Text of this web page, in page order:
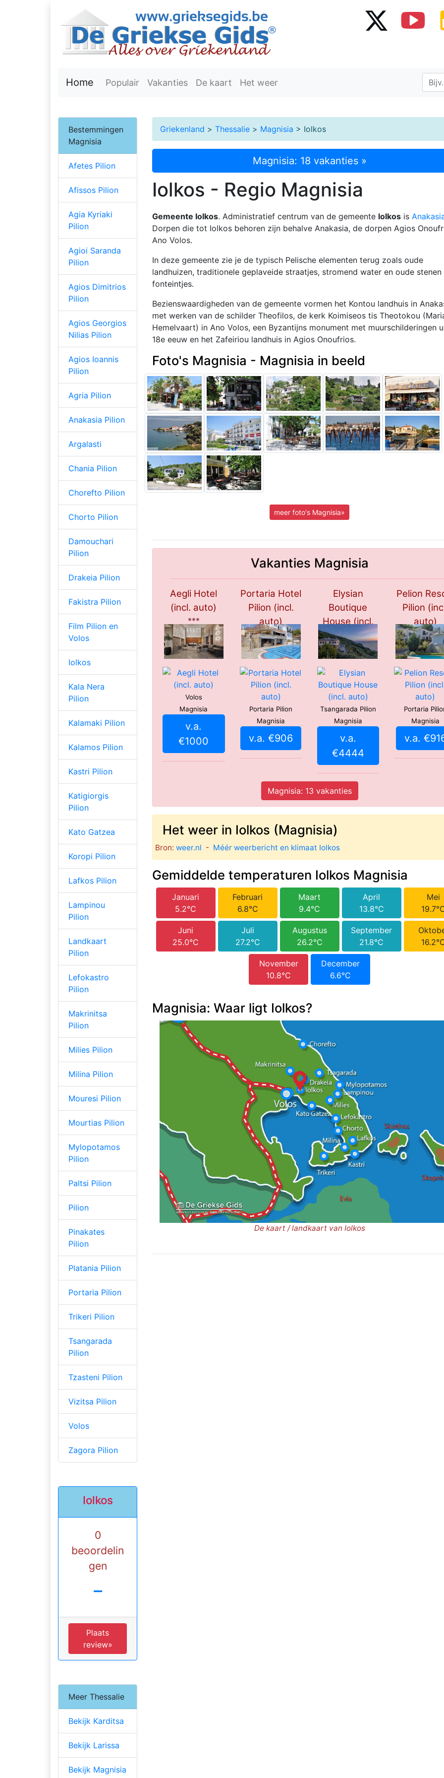
Home Populair Vakanties De kaart Het weer
Griekenland > Thessalie > Magnisia > Iolkos
Magnisia: 18 vakanties »
Iolkos - Regio Magnisia
Gemeente Iolkos. Administratief centrum van de gemeente lolkos is
Dorpen die tot Iolkos behoren zijn behalve Anakasia, de dorpen Agios
Ano Volos.
In deze gemeente zie je de typisch Pelische elementen terug zoals oude
landhuizen, traditionele geplaveide straatjes, stromend water en oude stenen
fonteintjes.
Bezienswaardigheden van de gemeente vormen het Kontou landhuis in
met werken van de schilder Theofilos, de kerk Koimiseos tis Theotokou
Hemelvaart) in Ano Volos, een Byzantijns monument met muurschilderingen
18e eeuw en het Zafeiriou landhuis in Agios Onoufrios.
Foto's Magnisia - Magnisia in beeld
meer foto's Magnisia»
Vakanties Magnisia
Aegli Hotel
(incl. auto)
***
Volos
Magnisia
v.a.
€1000
Portaria Hotel
Pilion (incl.
auto)
****
Portaria Pilion
Magnisia
v.a. €906
Elysian
Boutique
House (incl.
auto)
Tsangarada Pilion
Magnisia
v.a.
€4444
Pelion
Pilion
auto)
****
Portaria
Magnisia
v.a.
Magnisia: 13 vakanties
Het weer in Iolkos (Magnisia)
Bron: weer.nl - Méér weerbericht en klimaat Iolkos
Gemiddelde temperaturen Iolkos Magnisia
Januari
5.2°C
Februari
6.8°C
Maart
9.4°C
April
13.8°C
Mei
Juni
25.0°C
Juli
27.2°C
Augustus
26.2°C
September
21.8°C
November
10.8°C
December
6.6°C
Magnisia: Waar ligt Iolkos?
De kaart / landkaart van Iolkos
Bestemmingen
Magnisia
Afetes Pilion
Afissos Pilion
Agia Kyriaki
Pilion
Agioi Saranda
Pilion
Agios Dimitrios
Pilion
Agios Georgios
Nilias Pilion
Agios Ioannis
Pilion
Agria Pilion
Anakasia Pilion
Argalasti
Chania Pilion
Chorefto Pilion
Chorto Pilion
Damouchari
Pilion
Drakeia Pilion
Fakistra Pilion
Film Pilion en
Volos
Iolkos
Kala Nera
Pilion
Kalamaki Pilion
Kalamos Pilion
Kastri Pilion
Katigiorgis
Pilion
Kato Gatzea
Koropi Pilion
Lafkos Pilion
Lampinou
Pilion
Landkaart
Pilion
Lefokastro
Pilion
Makrinitsa
Pilion
Milies Pilion
Milina Pilion
Mouresi Pilion
Mourtias Pilion
Mylopotamos
Pilion
Paltsi Pilion
Pilion
Pinakates
Pilion
Platania Pilion
Portaria Pilion
Trikeri Pilion
Tsangarada
Pilion
Tzasteni Pilion
Vizitsa Pilion
Volos
Zagora Pilion
Iolkos
0
beoordelin
gen
-
Plaats
review»
Meer Thessalie
Bekijk Karditsa
Bekijk Larissa
Bekijk Magnisia